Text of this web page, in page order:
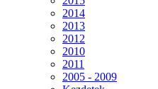
2014
2013
2012
2010
2011
2005 - 2009